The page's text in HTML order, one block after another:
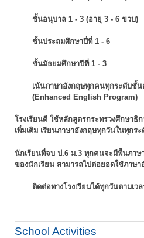
ชั้นอนุบาล 1 - 3 (อายุ 3 - 6 ขวบ)
ชั้นประถมศึกษาปี่ที่ 1 - 6
ชั้นมัธยมศึกษาปีที่ 1 - 3
เน้นภาษาอังกฤษทุกคนทุกระดับชั้
(Enhanced English Program)
โรงเรียนดี ใช้หลักสูตรกระทรวงศึกษาธิ
เพิ่มเติม เรียนภาษาอังกฤษทุกวันในทุกร
นักเรียนที่จบ ป.6 ม.3 ทุกคนจะมีพื้นภาษ
ของนักเรียน สามารถไปต่อยอดใช้ภาษ
ติดต่อทางโรงเรียนได้ทุกวันตามเว
School Activities